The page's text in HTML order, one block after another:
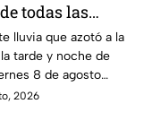
todas las
en CDMX
7 de
lluvia que azotó a la
tarde y noche de
8 de agosto
inundaciones y otras
2026